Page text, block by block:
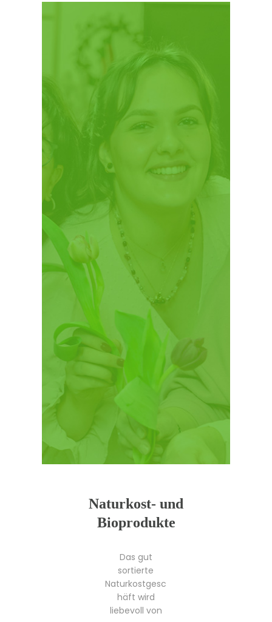
Kreatives
Blumenfachgesc
häft
Wir sehen jede Blüte in ihrer ganzen
Faszination und gestalten gerne mit
natürlichem Stil viele schöne
Werkstücke, jedes für sich ein Unikat.
Unser Credo: Mit Blumen ein Stück
Lebensfreude schenken.
Naturkost- und
Bioprodukte
Das gut
sortierte
Naturkostgesc
häft wird
liebevoll von